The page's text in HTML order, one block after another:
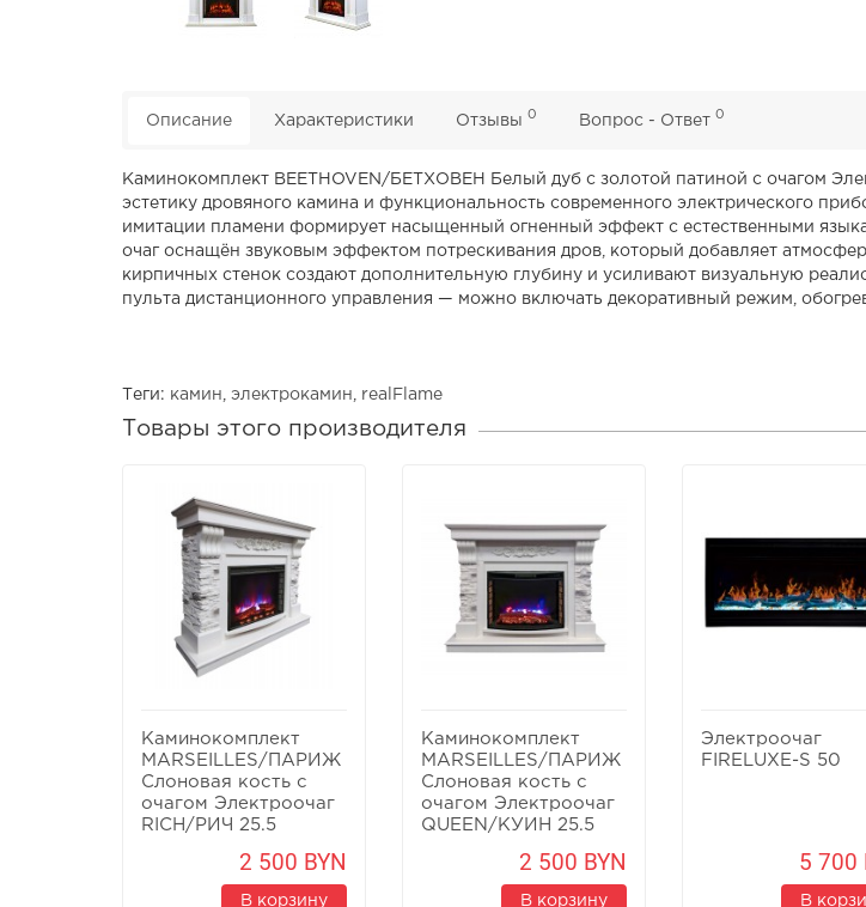
Описание Характеристики Отзывы 0 Вопрос - Ответ 0
Каминокомплект BEETHOVEN/БЕТХОВЕН Белый дуб с золотой патиной с очагом
эстетику дровяного камина и функциональность современного электрического
имитации пламени формирует насыщенный огненный эффект с естественными
очаг оснащён звуковым эффектом потрескивания дров, который добавляет
кирпичных стенок создают дополнительную глубину и усиливают визуальную
пульта дистанционного управления — можно включать декоративный режим,
Теги: камин электрокамин realFlame
Товары этого производителя
Каминокомплект
MARSEILLES/ПАРИЖ
Слоновая кость с
очагом Электроочаг
RICH/РИЧ 25.5
2 500 BYN
В корзину
Каминокомплект
MARSEILLES/ПАРИЖ
Слоновая кость с
очагом Электроочаг
QUEEN/КУИН 25.5
2 500 BYN
В корзину
Электроочаг
FIRELUXE-S 50
5 700
В